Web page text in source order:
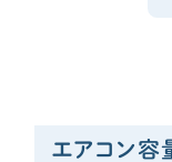
エアコン容